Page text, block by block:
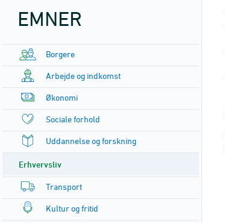
EMNER
Borgere
Arbejde og indkomst
Økonomi
Sociale forhold
Uddannelse og forskning
Erhvervsliv
Transport
Kultur og fritid